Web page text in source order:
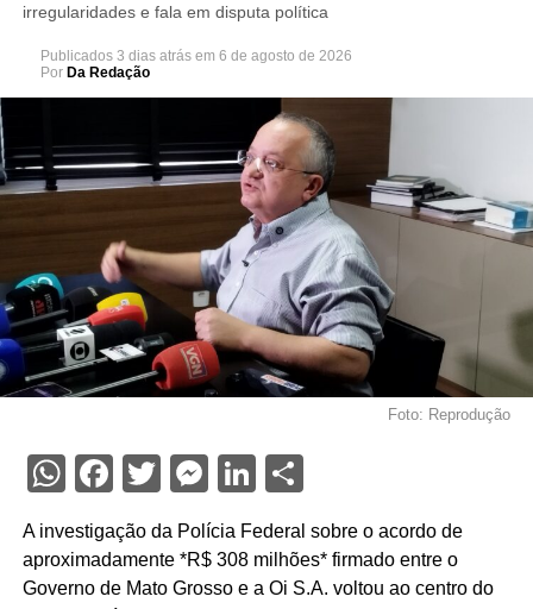
irregularidades e fala em disputa política
Publicados 3 dias atrás em 6 de agosto de 2026
Por Da Redação
Foto: Reprodução
WhatsApp
Facebook
Twitter
Messenger
LinkedIn
Share
A investigação da Polícia Federal sobre o acordo de
aproximadamente *R$ 308 milhões* firmado entre o
Governo de Mato Grosso e a Oi S.A. voltou ao centro do